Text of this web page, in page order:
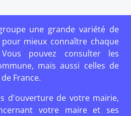
une grande variété de
mieux connaître chaque
pouvez consulter les
mais aussi celles de
France.
d'ouverture de votre mairie,
votre maire et ses